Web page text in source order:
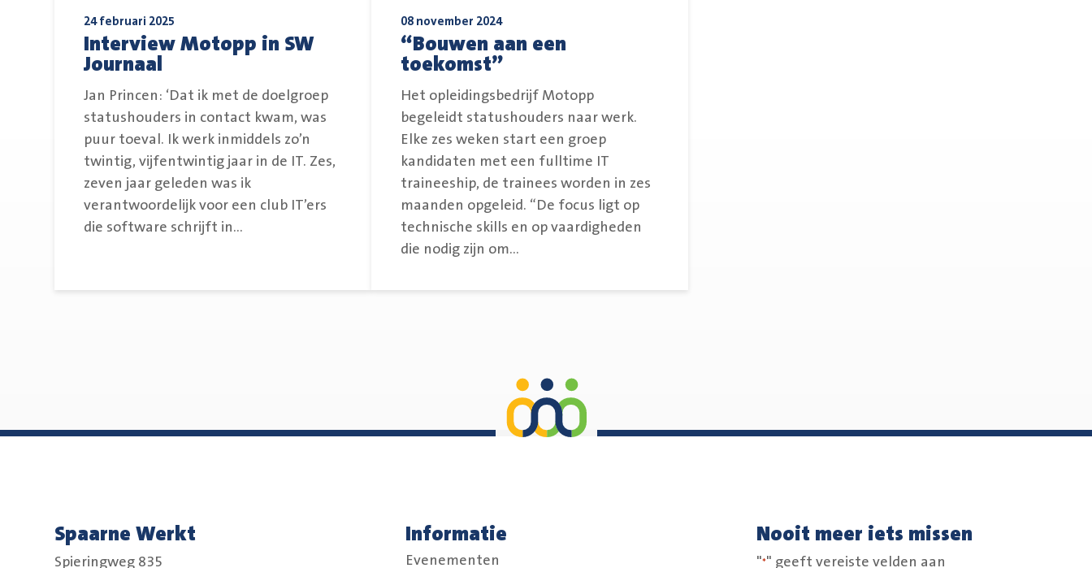
Interview Motopp in SW
Journaal
24 februari 2025
Jan Princen: ‘Dat ik met de doelgroep
statushouders in contact kwam, was
puur toeval. Ik werk inmiddels zo’n
twintig, vijfentwintig jaar in de IT. Zes,
zeven jaar geleden was ik
verantwoordelijk voor een club IT’ers
die software schrijft in...
“Bouwen aan een
toekomst”
08 november 2024
Het opleidingsbedrijf Motopp
begeleidt statushouders naar werk.
Elke zes weken start een groep
kandidaten met een fulltime IT
traineeship, de trainees worden in zes
maanden opgeleid. “De focus ligt op
technische skills en op vaardigheden
die nodig zijn om...
Spaarne Werkt
Spieringweg 835
Informatie
Evenementen
Nooit meer iets missen
"*" geeft vereiste velden aan